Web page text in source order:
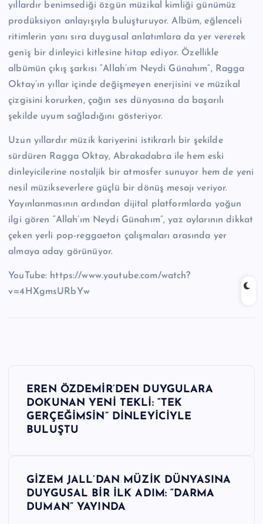
yıllardır benimsediği özgün müzikal kimliği günümüz
prodüksiyon anlayışıyla buluşturuyor. Albüm, eğlenceli
ritimlerin yanı sıra duygusal anlatımlara da yer vererek
geniş bir dinleyici kitlesine hitap ediyor. Özellikle
albümün çıkış şarkısı “Allah’ım Neydi Günahım”, Ragga
Oktay’ın yıllar içinde değişmeyen enerjisini ve müzikal
çizgisini korurken, çağın ses dünyasına da başarılı
şekilde uyum sağladığını gösteriyor.
Uzun yıllardır müzik kariyerini istikrarlı bir şekilde
sürdüren Ragga Oktay, Abrakadabra ile hem eski
dinleyicilerine nostaljik bir atmosfer sunuyor hem de yeni
nesil müzikseverlere güçlü bir dönüş mesajı veriyor.
Yayınlanmasının ardından dijital platformlarda yoğun
ilgi gören “Allah’ım Neydi Günahım”, yaz aylarının dikkat
çeken yerli pop-reggaeton çalışmaları arasında yer
almaya aday görünüyor.
YouTube: https://www.youtube.com/watch?
v=4HXgmsURbYw
EREN ÖZDEMİR’DEN DUYGULARA
DOKUNAN YENİ TEKLİ: “TEK
GERÇEĞİMSİN” DİNLEYİCİYLE
BULUŞTU
GİZEM JALL’DAN MÜZİK DÜNYASINA
DUYGUSAL BİR İLK ADIM: “DARMA
DUMAN” YAYINDA